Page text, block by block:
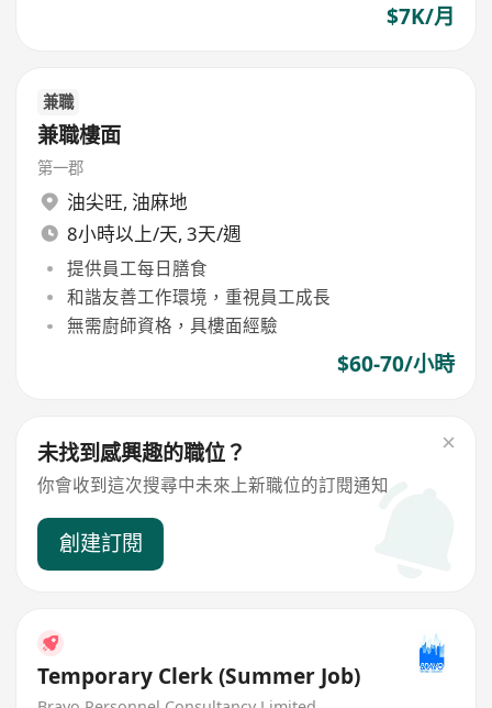
$7K/月
兼職
兼職樓面
第一郡
油尖旺, 油麻地
8小時以上/天, 3天/週
提供員工每日膳食
和諧友善工作環境，重視員工成長
無需廚師資格，具樓面經驗
$60-70/小時
未找到感興趣的職位？
你會收到這次搜尋中未來上新職位的訂閱通知
創建訂閱
Temporary Clerk (Summer Job)